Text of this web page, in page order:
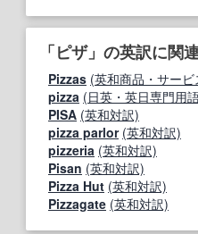
「ピザ」の英訳に関
Pizzas (英和商品・サー
pizza (日英・英日専門用
PISA (英和対訳)
pizza parlor (英和対訳)
pizzeria (英和対訳)
Pisan (英和対訳)
Pizza Hut (英和対訳)
Pizzagate (英和対訳)